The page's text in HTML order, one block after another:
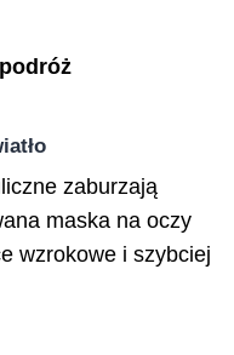
zaburzają
maska na oczy
wzrokowe i szybciej